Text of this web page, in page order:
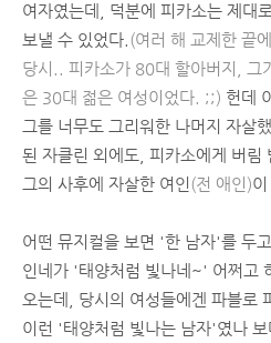
여자였는데, 덕분에 피카소는 제대
보낼 수 있었다. (여러 해 교제한 끝
당시.. 피카소가 80대 할아버지, 그
은 30대 젊은 여성이었다. ;;) 헌데
그를 너무도 그리워한 나머지 자살
된 자클린 외에도, 피카소에게 버림
그의 사후에 자살한 여인 (전 애인)이
어떤 뮤지컬을 보면 '한 남자'를 두
인네가 '태양처럼 빛나네~' 어쩌고
오는데, 당시의 여성들에겐 파블로
이런 '태양처럼 빛나는 남자'였나